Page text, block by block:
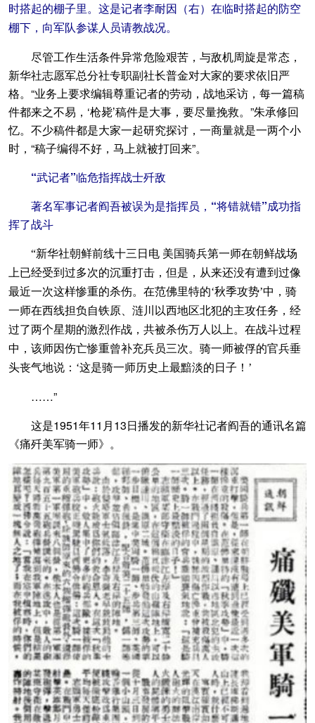
时搭起的棚子里。这是记者李耐因（右）在临时搭起的防空
棚下，向军队参谋人员请教战况。
尽管工作生活条件异常危险艰苦，与敌机周旋是常态，
新华社志愿军总分社专职副社长普金对大家的要求依旧严
格。“业务上要求编辑尊重记者的劳动，战地采访，每一篇稿
件都来之不易，‘枪毙’稿件是大事，要尽量挽救。”朱承修回
忆。不少稿件都是大家一起研究探讨，一商量就是一两个小
时，“稿子编得不好，马上就被打回来”。
“武记者”临危指挥战士歼敌
著名军事记者阎吾被误为是指挥员，“将错就错”成功指
挥了战斗
“新华社朝鲜前线十三日电 美国骑兵第一师在朝鲜战场
上已经受到过多次的沉重打击，但是，从来还没有遭到过像
最近一次这样惨重的杀伤。在范佛里特的‘秋季攻势’中，骑
一师在西线担负自铁原、涟川以西地区北犯的主攻任务，经
过了两个星期的激烈作战，共被杀伤万人以上。在战斗过程
中，该师因伤亡惨重曾补充兵员三次。骑一师被俘的官兵垂
头丧气地说：‘这是骑一师历史上最黯淡的日子！’
……”
这是1951年11月13日播发的新华社记者阎吾的通讯名篇
《痛歼美军骑一师》。